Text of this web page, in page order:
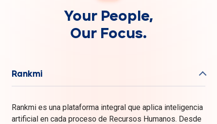
Your People,
Our Focus.
Rankmi
Rankmi es una plataforma integral que aplica inteligencia
artificial en cada proceso de Recursos Humanos. Desde